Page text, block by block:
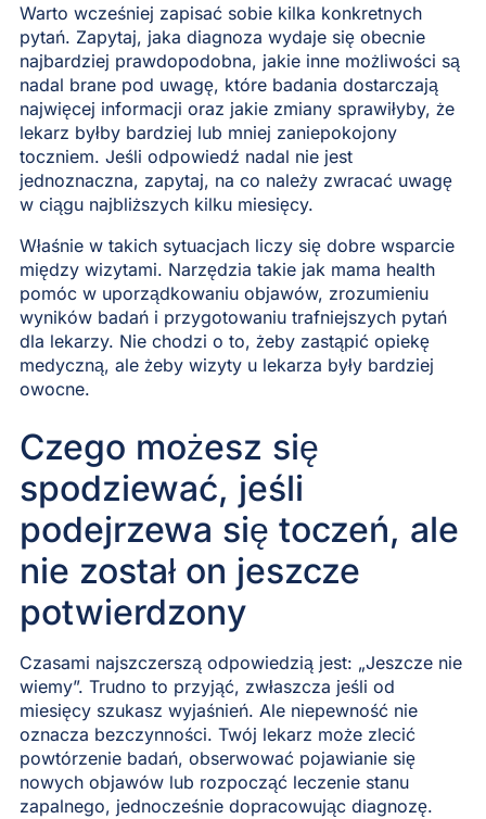
Warto wcześniej zapisać sobie kilka konkretnych
pytań. Zapytaj, jaka diagnoza wydaje się obecnie
najbardziej prawdopodobna, jakie inne możliwości są
nadal brane pod uwagę, które badania dostarczają
najwięcej informacji oraz jakie zmiany sprawiłyby, że
lekarz byłby bardziej lub mniej zaniepokojony
toczniem. Jeśli odpowiedź nadal nie jest
jednoznaczna, zapytaj, na co należy zwracać uwagę
w ciągu najbliższych kilku miesięcy.
Właśnie w takich sytuacjach liczy się dobre wsparcie
między wizytami. Narzędzia takie jak mama health
pomóc w uporządkowaniu objawów, zrozumieniu
wyników badań i przygotowaniu trafniejszych pytań
dla lekarzy. Nie chodzi o to, żeby zastąpić opiekę
medyczną, ale żeby wizyty u lekarza były bardziej
owocne.
Czego możesz się
spodziewać, jeśli
podejrzewa się toczeń, ale
nie został on jeszcze
potwierdzony
Czasami najszczerszą odpowiedzią jest: „Jeszcze nie
wiemy”. Trudno to przyjąć, zwłaszcza jeśli od
miesięcy szukasz wyjaśnień. Ale niepewność nie
oznacza bezczynności. Twój lekarz może zlecić
powtórzenie badań, obserwować pojawianie się
nowych objawów lub rozpocząć leczenie stanu
zapalnego, jednocześnie dopracowując diagnozę.